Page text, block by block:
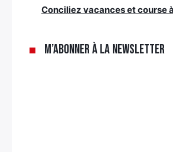
Conciliez vacances et course
M’abonner à la newsletter